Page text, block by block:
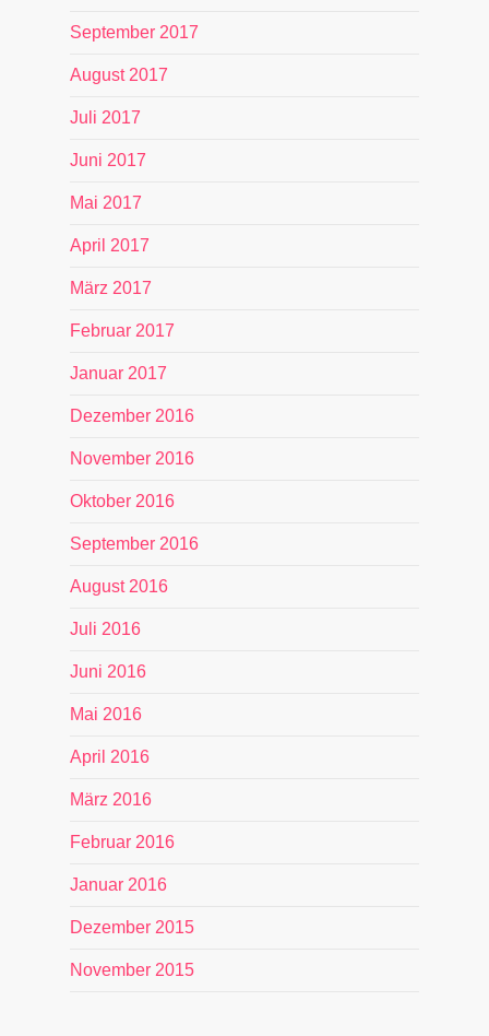
September 2017
August 2017
Juli 2017
Juni 2017
Mai 2017
April 2017
März 2017
Februar 2017
Januar 2017
Dezember 2016
November 2016
Oktober 2016
September 2016
August 2016
Juli 2016
Juni 2016
Mai 2016
April 2016
März 2016
Februar 2016
Januar 2016
Dezember 2015
November 2015